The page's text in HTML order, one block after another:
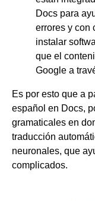
Docs para
errores y con
instalar
que el
Google a
Es por esto que a
español en Docs,
gramaticales en
traducción
neuronales, que
complicados.